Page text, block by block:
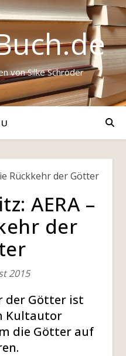
von Silke Schröder
AERA –
der
2015
der Götter ist
Kultautor
die Götter auf